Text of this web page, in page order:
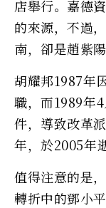
店舉行。嘉德
的來源，不過
南，卻是趙紫
胡耀邦1987年
職，而1989年
件，導致改革
年，於2005年
值得注意的是
轉折中的鄧小